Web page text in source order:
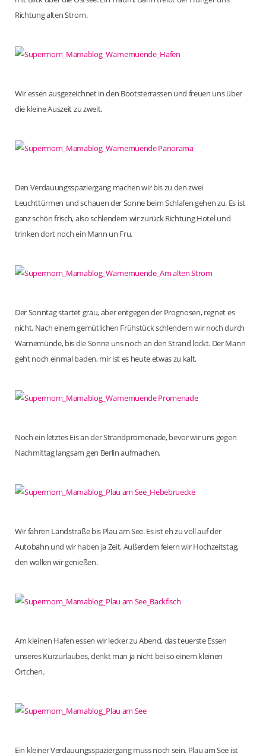
Richtung alten Strom.
Wir essen ausgezeichnet in den Bootsterrassen und freuen uns über
die kleine Auszeit zu zweit.
Den Verdauungsspaziergang machen wir bis zu den zwei
Leuchttürmen und schauen der Sonne beim Schlafen gehen zu. Es ist
ganz schön frisch, also schlendern wir zurück Richtung Hotel und
trinken dort noch ein Mann un Fru.
Der Sonntag startet grau, aber entgegen der Prognosen, regnet es
nicht. Nach einem gemütlichen Frühstück schlendern wir noch durch
Warnemünde, bis die Sonne uns noch an den Strand lockt. Der Mann
geht noch einmal baden, mir ist es heute etwas zu kalt.
Noch ein letztes Eis an der Strandpromenade, bevor wir uns gegen
Nachmittag langsam gen Berlin aufmachen.
Wir fahren Landstraße bis Plau am See. Es ist eh zu voll auf der
Autobahn und wir haben ja Zeit. Außerdem feiern wir Hochzeitstag,
den wollen wir genießen.
Am kleinen Hafen essen wir lecker zu Abend, das teuerste Essen
unseres Kurzurlaubes, denkt man ja nicht bei so einem kleinen
Örtchen.
Ein kleiner Verdauungsspaziergang muss noch sein. Plau am See ist